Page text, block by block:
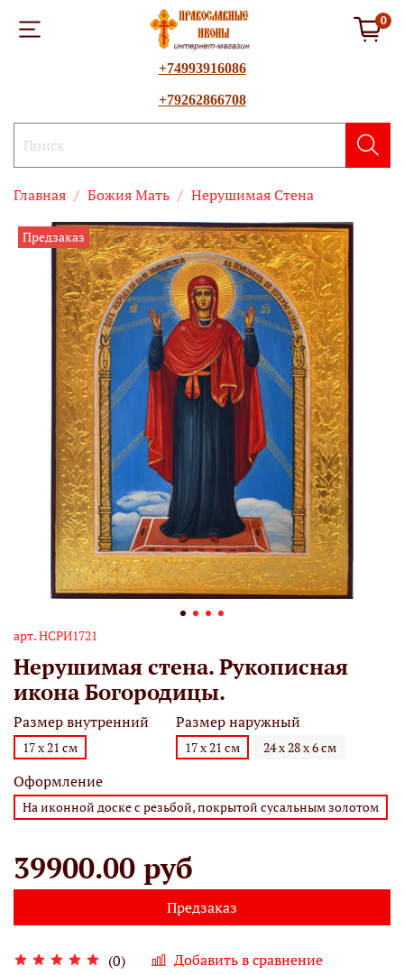
0
+74993916086
+79262866708
Главная Божия Mать Нерушимая Стена
Предзаказ
арт.НСРИ1721
Нерушимая стена. Рукописная
икона Богородицы.
(0) Добавить в сравнение
Размер внутренний
17 х 21 см
Размер наружный
17 х 21 см 24 х 28 х 6 см
Оформление
На иконной доске с резьбой, покрытой сусальным золотом
39900.00 руб
Предзаказ